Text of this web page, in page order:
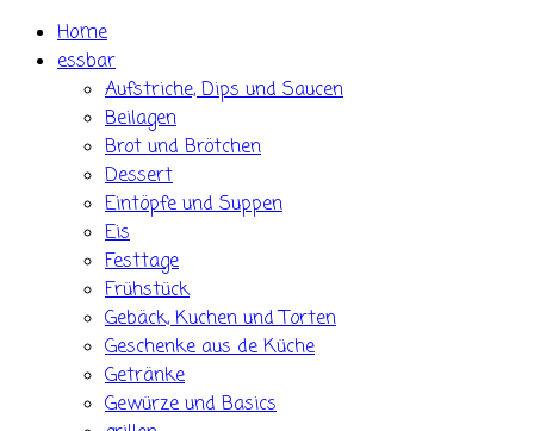
Skip Home
essbar
Aufstriche, Dips und Saucen
Beilagen
Brot und Brötchen
Dessert
Eintöpfe und Suppen
Eis
Festtage
Frühstück
Gebäck, Kuchen und Torten
Geschenke aus de Küche
Getränke
Gewürze und Basics